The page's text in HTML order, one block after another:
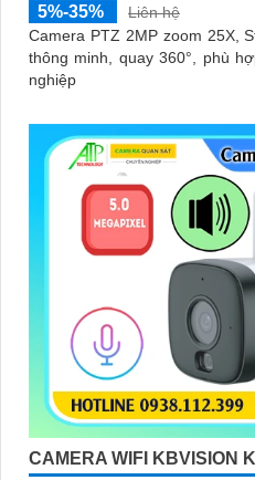
5%-35%
Liên hệ
Camera PTZ 2MP zoom 25X,
thông minh, quay 360°, phù
nghiệp
CAMERA WIFI KBVISION